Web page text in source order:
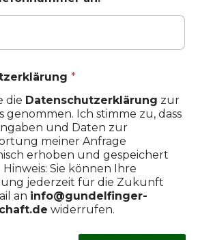
*
die Datenschutzerklärung zur
genommen. Ich stimme zu, dass
und Daten zur
meiner Anfrage
erhoben und gespeichert
Sie können Ihre
jederzeit für die Zukunft
an info@gundelfinger-
widerrufen.